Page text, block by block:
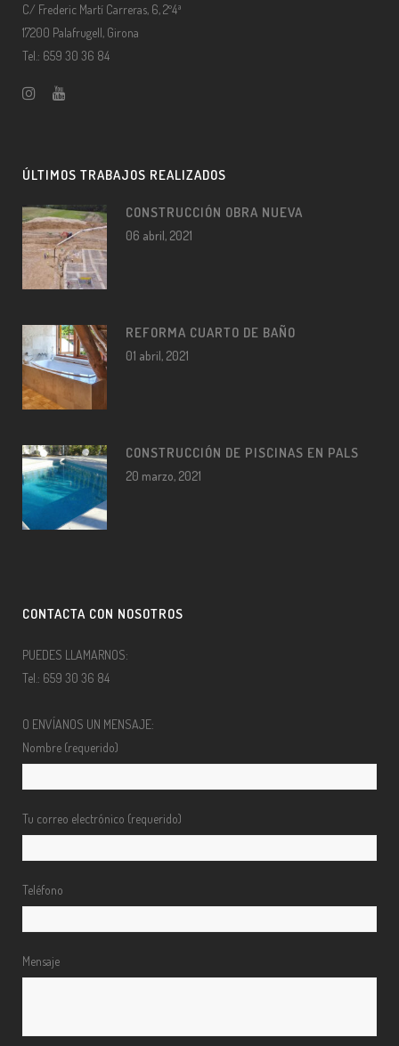
C/ Frederic Martí Carreras, 6, 2º4ª
17200 Palafrugell, Girona
Tel.: 659 30 36 84
ÚLTIMOS TRABAJOS REALIZADOS
CONSTRUCCIÓN OBRA NUEVA
06 abril, 2021
REFORMA CUARTO DE BAÑO
01 abril, 2021
CONSTRUCCIÓN DE PISCINAS EN PALS
20 marzo, 2021
CONTACTA CON NOSOTROS
PUEDES LLAMARNOS:
Tel.: 659 30 36 84
O ENVÍANOS UN MENSAJE:
Nombre (requerido)
Tu correo electrónico (requerido)
Teléfono
Mensaje